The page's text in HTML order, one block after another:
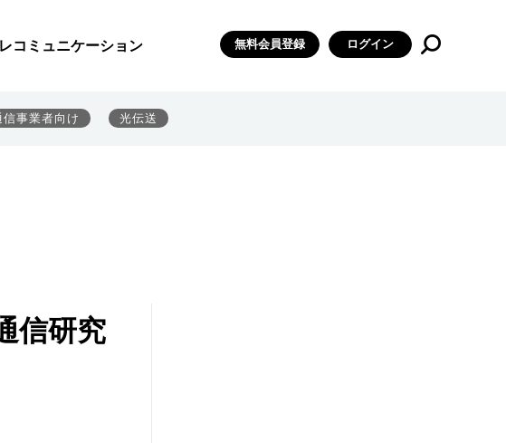
コミュニケーション 無料会員登録 ログイン
信事業者向け 光伝送
信研究